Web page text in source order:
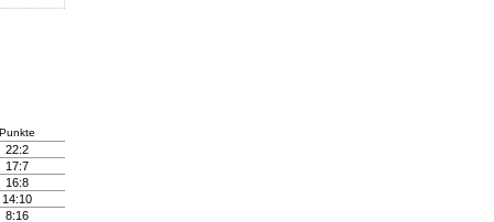
Punkte
22:2
17:7
16:8
14:10
8:16